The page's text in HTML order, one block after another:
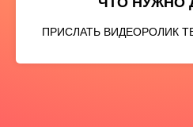
ПРИСЛАТЬ ВИДЕОРОЛИК